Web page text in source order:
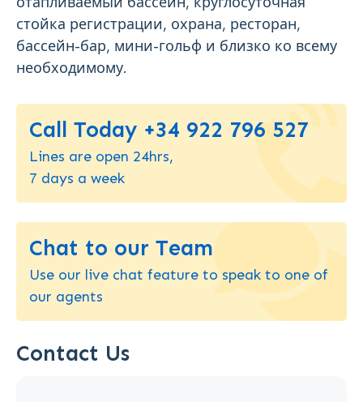
стойка регистрации, охрана, ресторан,
бассейн-бар, мини-гольф и близко ко всему
необходимому.
Call Today +34 922 796 527
Lines are open 24hrs,
7 days a week
Chat to our Team
Use our live chat feature to speak to one of
our agents
Contact Us